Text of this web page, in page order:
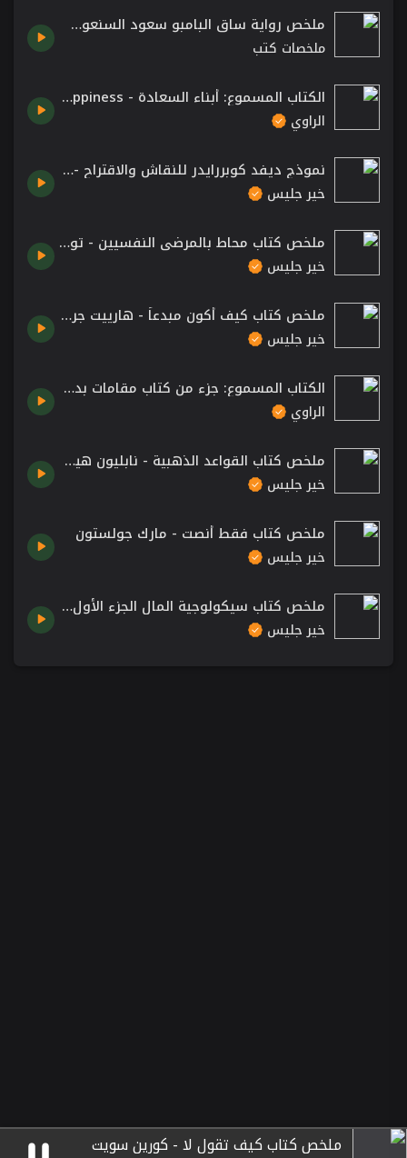
ملخص رواية ساق البامبو سعود السنعوسي .. الرواية التي تم تحويلها الى مسلسل تلفزيوني
ملخصات كتب
الكتاب المسموع: أبناء السعادة - Raising Happiness \ كتاب صوتي \ كتب صوتية \ كتب مسموعة من الراوي
الراوي
نموذج ديفد كوبررايدر للنقاش والاقتراح - كتاب القرار للكاتبين كروجرس ورومان تشابلر
خير جليس
ملخص كتاب محاط بالمرضى النفسيين - توماس إريكسون
خير جليس
ملخص كتاب كيف أكون مبدعاً - هارييت جريفي
خير جليس
الكتاب المسموع: جزء من كتاب مقامات بديع الزمان الهمذاني /كتب مسموعة من تطبيق الراوي
الراوي
ملخص كتاب القواعد الذهبية - نابليون هيل :: Napoleon Hill's Golden Rules
خير جليس
ملخص كتاب فقط أنصت - مارك جولستون
خير جليس
ملخص كتاب سيكولوجية المال الجزء الأول - مورجان هاوسل
خير جليس
ملخص كتاب كيف تقول لا - كورين سويت